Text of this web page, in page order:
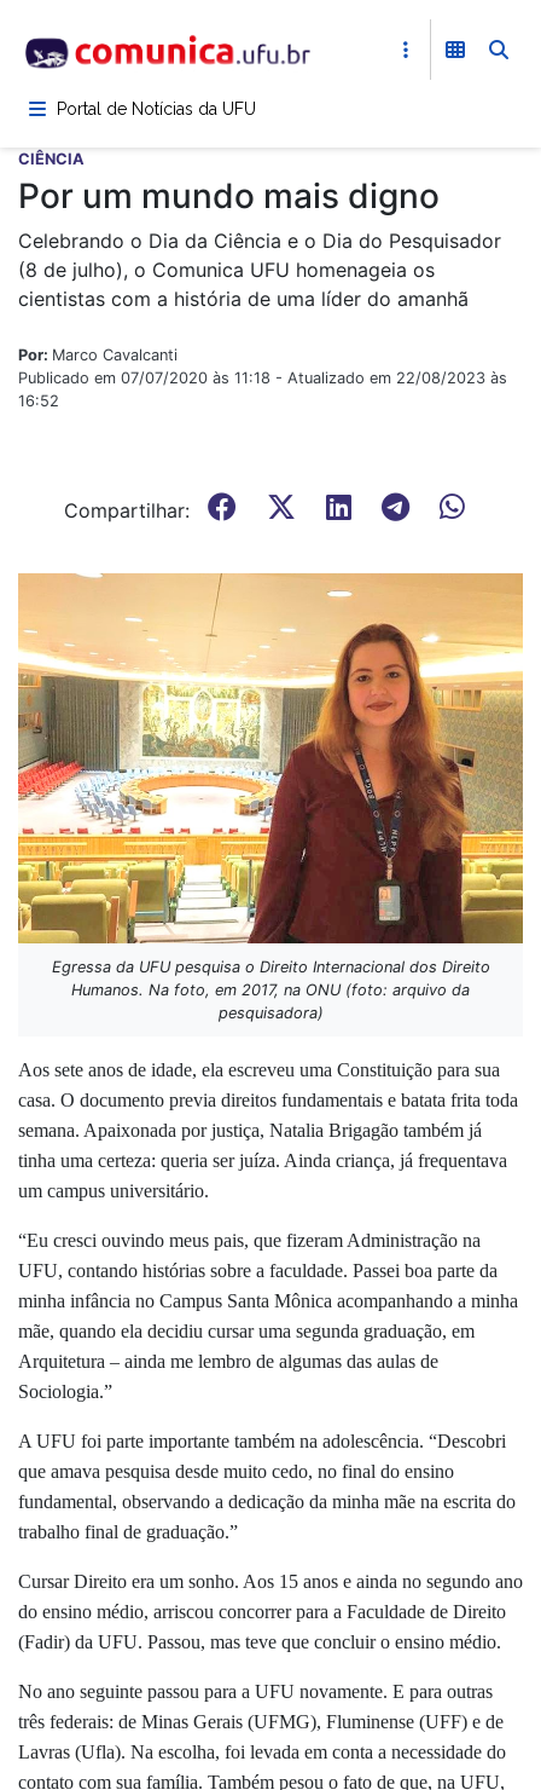
para
conteúdoPortal de Notícias da UFU
CIÊNCIA
Por um mundo mais digno
Celebrando o Dia da Ciência e o Dia do Pesquisador
(8 de julho), o Comunica UFU homenageia os
cientistas com a história de uma líder do amanhã
Por: Marco Cavalcanti
Publicado em 07/07/2020 às 11:18 - Atualizado em 22/08/2023 às
16:52
Compartilhar:
Egressa da UFU pesquisa o Direito Internacional dos Direito
Humanos. Na foto, em 2017, na ONU (foto: arquivo da
pesquisadora)
Aos sete anos de idade, ela escreveu uma Constituição para sua
casa. O documento previa direitos fundamentais e batata frita toda
semana. Apaixonada por justiça, Natalia Brigagão também já
tinha uma certeza: queria ser juíza. Ainda criança, já frequentava
um campus universitário.
“Eu cresci ouvindo meus pais, que fizeram Administração na
UFU, contando histórias sobre a faculdade. Passei boa parte da
minha infância no Campus Santa Mônica acompanhando a minha
mãe, quando ela decidiu cursar uma segunda graduação, em
Arquitetura – ainda me lembro de algumas das aulas de
Sociologia.”
A UFU foi parte importante também na adolescência. “Descobri
que amava pesquisa desde muito cedo, no final do ensino
fundamental, observando a dedicação da minha mãe na escrita do
trabalho final de graduação.”
Cursar Direito era um sonho. Aos 15 anos e ainda no segundo ano
do ensino médio, arriscou concorrer para a Faculdade de Direito
(Fadir) da UFU. Passou, mas teve que concluir o ensino médio.
No ano seguinte passou para a UFU novamente. E para outras
três federais: de Minas Gerais (UFMG), Fluminense (UFF) e de
Lavras (Ufla). Na escolha, foi levada em conta a necessidade do
contato com sua família. Também pesou o fato de que, na UFU,